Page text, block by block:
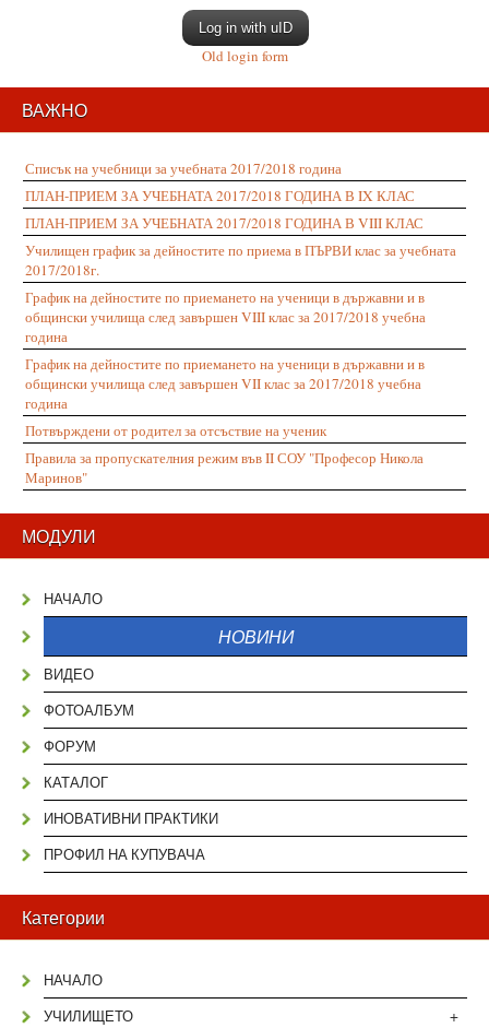
Log in with uID
Old login form
ВАЖНО
Списък на учебници за учебната 2017/2018 година
ПЛАН-ПРИЕМ ЗА УЧЕБНАТА 2017/2018 ГОДИНА В IX КЛАС
ПЛАН-ПРИЕМ ЗА УЧЕБНАТА 2017/2018 ГОДИНА В VIII КЛАС
Училищен график за дейностите по приема в ПЪРВИ клас за учебната
2017/2018г.
График на дейностите по приемането на ученици в държавни и в
общински училища след завършен VIII клас за 2017/2018 учебна
година
График на дейностите по приемането на ученици в държавни и в
общински училища след завършен VII клас за 2017/2018 учебна
година
Потвърждени от родител за отсъствие на ученик
Правила за пропускателния режим във II СОУ "Професор Никола
Маринов"
МОДУЛИ
НАЧАЛО
НОВИНИ
ВИДЕО
ФОТОАЛБУМ
ФОРУМ
КАТАЛОГ
ИНОВАТИВНИ ПРАКТИКИ
ПРОФИЛ НА КУПУВАЧА
Категории
НАЧАЛО
+
УЧИЛИЩЕТО